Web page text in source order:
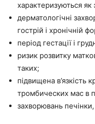
характеризуються
дерматологічні
гострій і хронічній
період гестації і
ризик розвитку
таких;
підвищена в’язкість
тромбических мас в
захворювань